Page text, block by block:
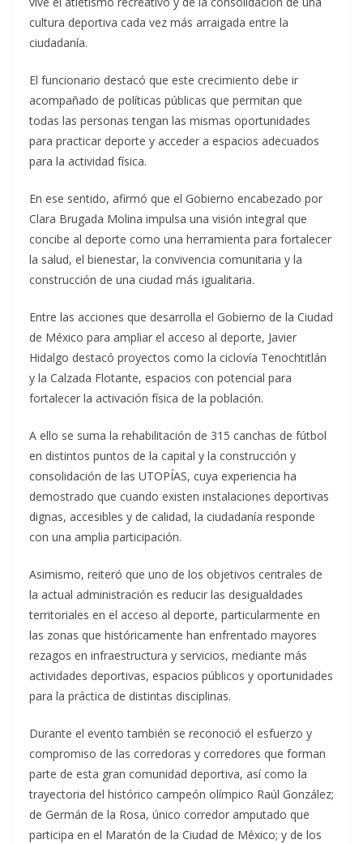
cultura deportiva cada vez más arraigada entre la
ciudadanía.
El funcionario destacó que este crecimiento debe ir
acompañado de políticas públicas que permitan que
todas las personas tengan las mismas oportunidades
para practicar deporte y acceder a espacios adecuados
para la actividad física.
En ese sentido, afirmó que el Gobierno encabezado por
Clara Brugada Molina impulsa una visión integral que
concibe al deporte como una herramienta para fortalecer
la salud, el bienestar, la convivencia comunitaria y la
construcción de una ciudad más igualitaria.
Entre las acciones que desarrolla el Gobierno de la Ciudad
de México para ampliar el acceso al deporte, Javier
Hidalgo destacó proyectos como la ciclovía Tenochtitlán
y la Calzada Flotante, espacios con potencial para
fortalecer la activación física de la población.
A ello se suma la rehabilitación de 315 canchas de fútbol
en distintos puntos de la capital y la construcción y
consolidación de las UTOPÍAS, cuya experiencia ha
demostrado que cuando existen instalaciones deportivas
dignas, accesibles y de calidad, la ciudadanía responde
con una amplia participación.
Asimismo, reiteró que uno de los objetivos centrales de
la actual administración es reducir las desigualdades
territoriales en el acceso al deporte, particularmente en
las zonas que históricamente han enfrentado mayores
rezagos en infraestructura y servicios, mediante más
actividades deportivas, espacios públicos y oportunidades
para la práctica de distintas disciplinas.
Durante el evento también se reconoció el esfuerzo y
compromiso de las corredoras y corredores que forman
parte de esta gran comunidad deportiva, así como la
trayectoria del histórico campeón olímpico Raúl González;
de Germán de la Rosa, único corredor amputado que
participa en el Maratón de la Ciudad de México; y de los